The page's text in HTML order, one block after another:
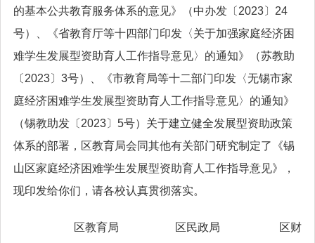
的基本公共教育服务体系的意见》（中办发〔2023〕24
号）、《省教育厅等十四部门印发〈关于加强家庭经济困
难学生发展型资助育人工作指导意见〉的通知》（苏教助
〔2023〕3号）、《市教育局等十二部门印发〈无锡市家
庭经济困难学生发展型资助育人工作指导意见〉的通知》
（锡教助发〔2023〕5号）关于建立健全发展型资助政策
体系的部署，区教育局会同其他有关部门研究制定了《锡
山区家庭经济困难学生发展型资助育人工作指导意见》，
现印发给你们，请各校认真贯彻落实。
区教育局 区民政局
区财